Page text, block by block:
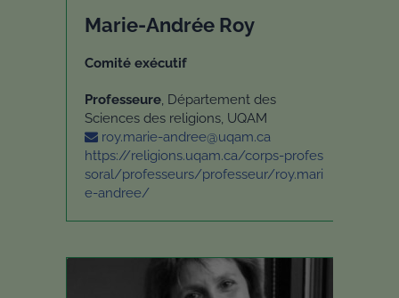
Marie-Andrée Roy
Comité exécutif
Professeure, Département des
Sciences des religions, UQAM
roy.marie-andree@uqam.ca
https://religions.uqam.ca/corps-profes
soral/professeurs/professeur/roy.mari
e-andree/